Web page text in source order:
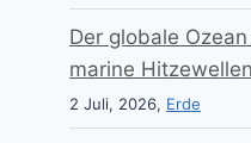
Der globale
marine
2 Juli, 2026, Erde